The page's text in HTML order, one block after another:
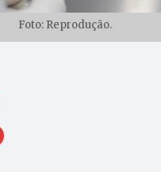
Foto: Reprodução.